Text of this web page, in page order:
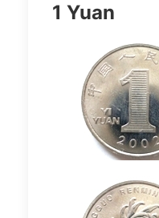
1 Yuan